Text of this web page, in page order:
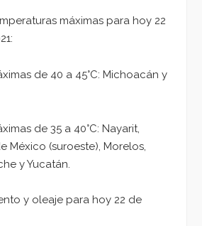
máximas para hoy 22
de 40 a 45°C: Michoacán y
de 35 a 40°C: Nayarit,
México (suroeste), Morelos,
y Yucatán.
y oleaje para hoy 22 de